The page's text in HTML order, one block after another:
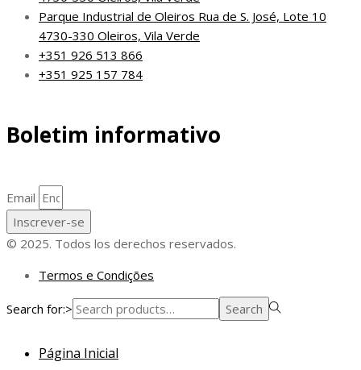
Parque Industrial de Oleiros Rua de S. José, Lote 10
4730-330 Oleiros, Vila Verde
+351 926 513 866
+351 925 157 784
Boletim informativo
Email
Inscrever-se
© 2025. Todos los derechos reservados.
Termos e Condições
Search for:> Search
Página Inicial